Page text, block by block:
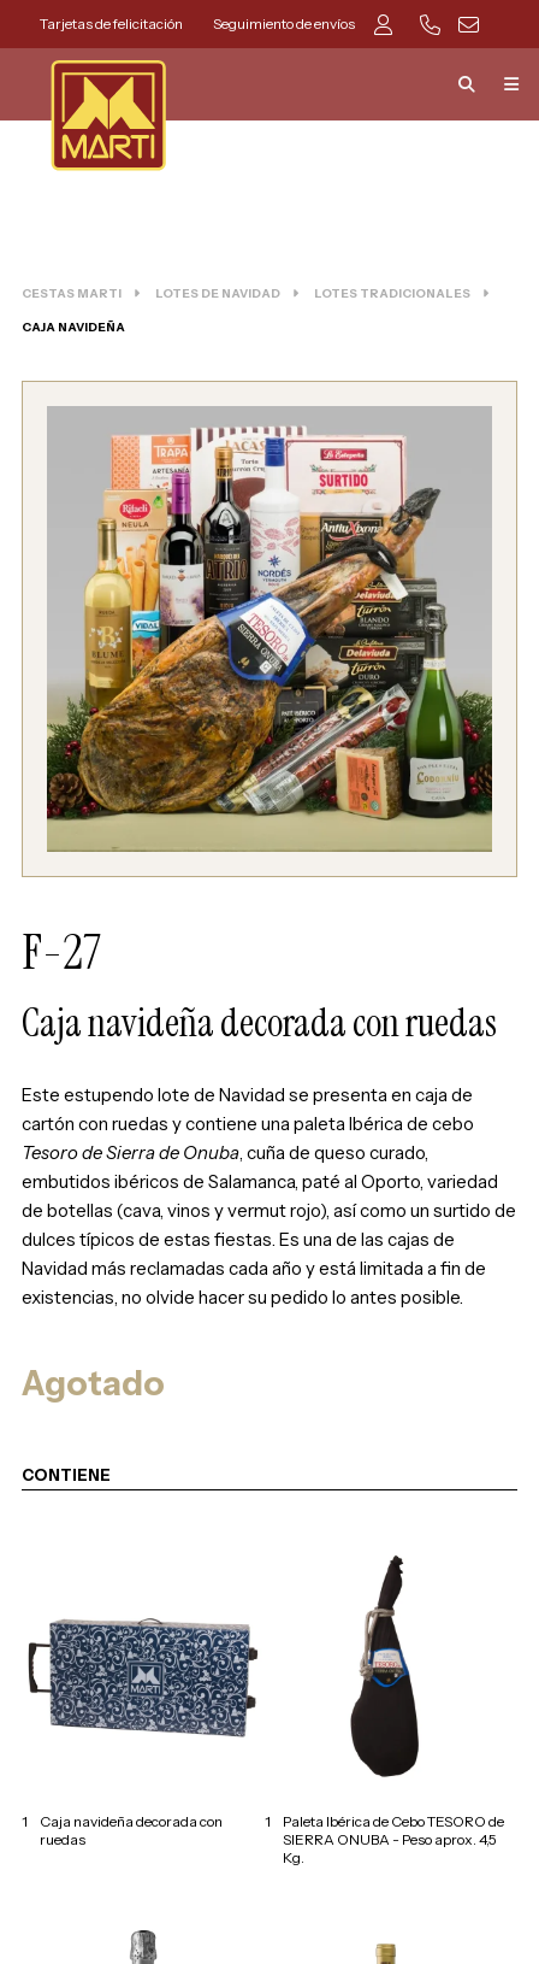
Tarjetas de felicitación Seguimiento de envíos
CESTAS MARTI LOTES DE NAVIDAD LOTES TRADICIONALES
CAJA NAVIDEÑA
F-27
Caja navideña decorada con ruedas
Este estupendo lote de Navidad se presenta en caja de
cartón con ruedas y contiene una paleta Ibérica de cebo
Tesoro de Sierra de Onuba, cuña de queso curado,
embutidos ibéricos de Salamanca, paté al Oporto, variedad
de botellas (cava, vinos y vermut rojo), así como un surtido de
dulces típicos de estas fiestas. Es una de las cajas de
Navidad más reclamadas cada año y está limitada a fin de
existencias, no olvide hacer su pedido lo antes posible.
Agotado
CONTIENE
1
Caja navideña decorada con
ruedas
1
Paleta Ibérica de Cebo TESORO de
SIERRA ONUBA - Peso aprox. 4,5
Kg.